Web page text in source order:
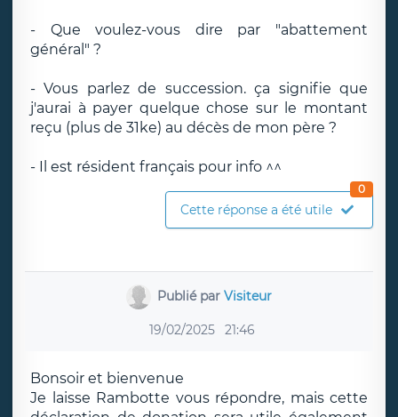
- Que voulez-vous dire par "abattement
général" ?
- Vous parlez de succession. ça signifie que
j'aurai à payer quelque chose sur le montant
reçu (plus de 31ke) au décès de mon père ?
- Il est résident français pour info ^^
Cette réponse a été utile
0
Publié parVisiteur
19/02/2025 21:46
Bonsoir et bienvenue
Je laisse Rambotte vous répondre, mais cette